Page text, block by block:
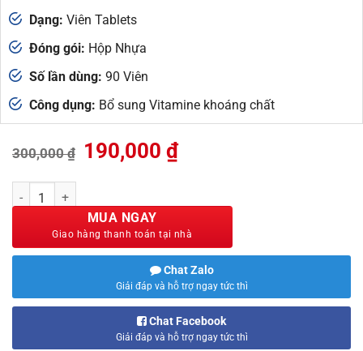
Dạng: Viên Tablets
Đóng gói: Hộp Nhựa
Số lần dùng: 90 Viên
Công dụng: Bổ sung Vitamine khoáng chất
300,000₫ Giá
gốc
190,000₫Giá
190,000 ₫.
Ostrovit Vitamin Vit&Min 90 Viên số lượng
MUA NGAY
Chat Zalo
Giải đáp và hỗ trợ ngay tức thì
Chat Facebook
Giải đáp và hỗ trợ ngay tức thì